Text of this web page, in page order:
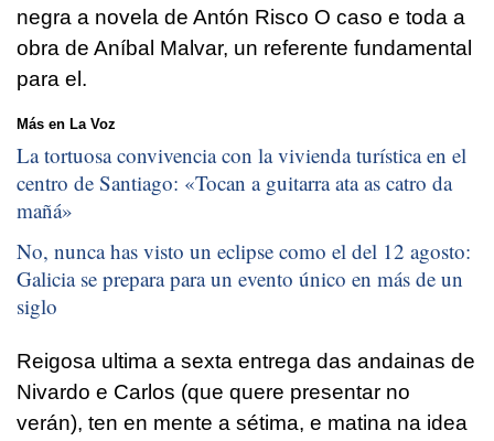
negra a novela de Antón Risco O caso e toda a
obra de Aníbal Malvar, un referente fundamental
para el.
Más en La Voz
La tortuosa convivencia con la vivienda turística en el
centro de Santiago: «Tocan a guitarra ata as catro da
mañá»
No, nunca has visto un eclipse como el del 12 agosto:
Galicia se prepara para un evento único en más de un
siglo
Reigosa ultima a sexta entrega das andainas de
Nivardo e Carlos (que quere presentar no
verán), ten en mente a sétima, e matina na idea